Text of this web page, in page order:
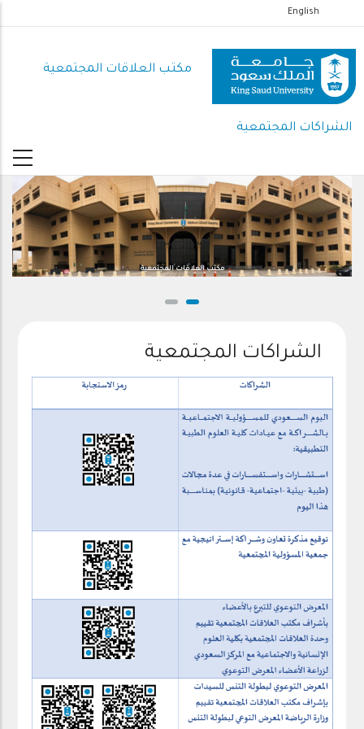
إلى
المحتوى
الرئيسي
English
مكتب العلاقات المجتمعية
الشراكات المجتمعية
مكتب العلاقات المجتمعية
الشراكات المجتمعية